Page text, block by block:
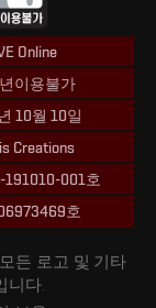
Online
이용불가
10월 10일
Creations
191010-001호
호
든 로고 및 기타
니다.